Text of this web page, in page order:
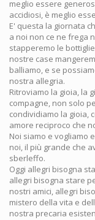
meglio essere
accidiosi, è meglio
E' questa la giornata
a noi non ce ne frega
stapperemo le
nostre case
balliamo, e se
nostra allegria.
Ritroviamo la gioia, la
compagne, non solo
condividiamo la gioia,
amore reciproco che
Noi siamo e vogliamo
noi, il più grande che
sberleffo.
Oggi allegri bisogna
allegri bisogna stare
nostri amici, allegri
mistero della vita e
nostra precaria